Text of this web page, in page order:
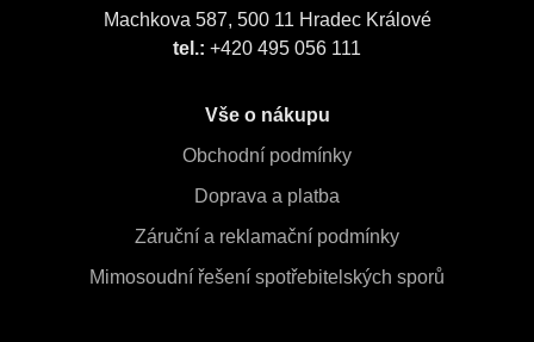
Machkova 587, 500 11 Hradec Králové
tel.: +420 495 056 111
Vše o nákupu
Obchodní podmínky
Doprava a platba
Záruční a reklamační podmínky
Mimosoudní řešení spotřebitelských sporů